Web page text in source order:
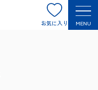
お気に入り MENU